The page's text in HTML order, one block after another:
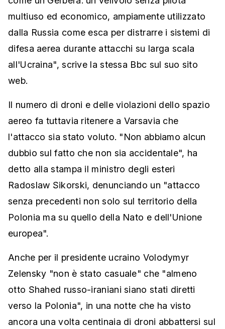
multiuso ed economico, ampiamente utilizzato
dalla Russia come esca per distrarre i sistemi di
difesa aerea durante attacchi su larga scala
all'Ucraina", scrive la stessa Bbc sul suo sito
web.
Il numero di droni e delle violazioni dello spazio
aereo fa tuttavia ritenere a Varsavia che
l'attacco sia stato voluto. "Non abbiamo alcun
dubbio sul fatto che non sia accidentale", ha
detto alla stampa il ministro degli esteri
Radoslaw Sikorski, denunciando un "attacco
senza precedenti non solo sul territorio della
Polonia ma su quello della Nato e dell'Unione
europea".
Anche per il presidente ucraino Volodymyr
Zelensky "non è stato casuale" che "almeno
otto Shahed russo-iraniani siano stati diretti
verso la Polonia", in una notte che ha visto
ancora una volta centinaia di droni abbattersi sul